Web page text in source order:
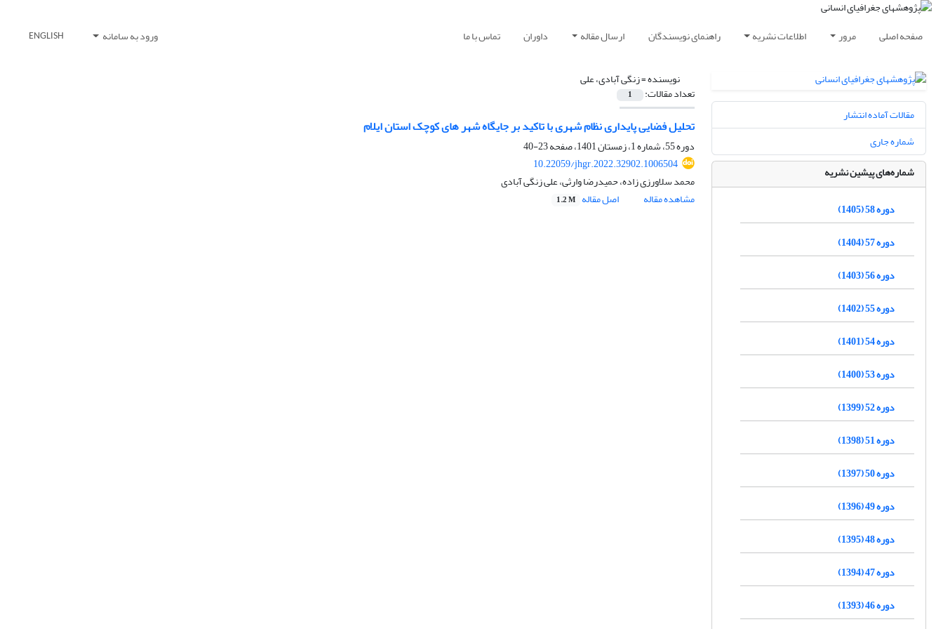
صفحه اصلی مرور اطلاعات نشریه راهنمای نویسندگان ارسال مقاله داوران تماس با ما ورود به سامانه ENGLISH
نویسنده =زنگی آبادی، علی
تعداد مقالات: 1
تحلیل فضایی پایداری نظام شهری با تاکید بر جایگاه شهر های کوچک استان ایلام
دوره 55، شماره 1، زمستان 1401، صفحه
23-40
10.22059/jhgr.2022.32902.1006504
محمد سلاورزی زاده، حمیدرضا وارثی، علی زنگی آبادی
مشاهده مقاله
اصل مقاله 1.2 M
مقالات آماده انتشار
شماره جاری
شماره‌های پیشین نشریه
دوره 58 (1405)
دوره 57 (1404)
دوره 56 (1403)
دوره 55 (1402)
دوره 54 (1401)
دوره 53 (1400)
دوره 52 (1399)
دوره 51 (1398)
دوره 50 (1397)
دوره 49 (1396)
دوره 48 (1395)
دوره 47 (1394)
دوره 46 (1393)